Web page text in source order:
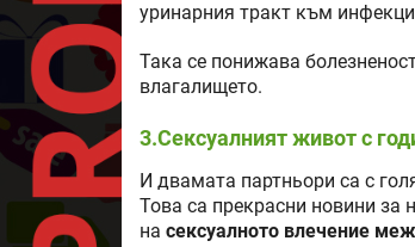
уринарния тракт към
Така се понижава
влагалището.
3.Сексуалният живот с
И двамата партньори са с
Това са прекрасни новини за
на сексуалното влечение